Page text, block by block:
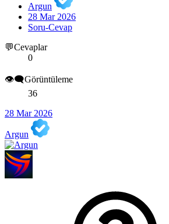
Argun
28 Mar 2026
Soru-Cevap
💬Cevaplar
0
👁️‍🗨️Görüntüleme
36
28 Mar 2026
Argun